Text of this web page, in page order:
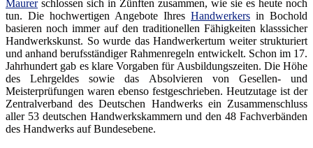
Maurerschlossen sich in Zünften zusammen, wie sie es heute noch
tun. Die hochwertigen Angebote Ihres Handwerkers in Bochold
basieren noch immer auf den traditionellen Fähigkeiten klasssicher
Handwerkskunst. So wurde das Handwerkertum weiter strukturiert
und anhand berufsständiger Rahmenregeln entwickelt. Schon im 17.
Jahrhundert gab es klare Vorgaben für Ausbildungszeiten. Die Höhe
des Lehrgeldes sowie das Absolvieren von Gesellen- und
Meisterprüfungen waren ebenso festgeschrieben. Heutzutage ist der
Zentralverband des Deutschen Handwerks ein Zusammenschluss
aller 53 deutschen Handwerkskammern und den 48 Fachverbänden
des Handwerks auf Bundesebene.